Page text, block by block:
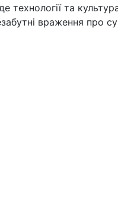
технології та
враження про